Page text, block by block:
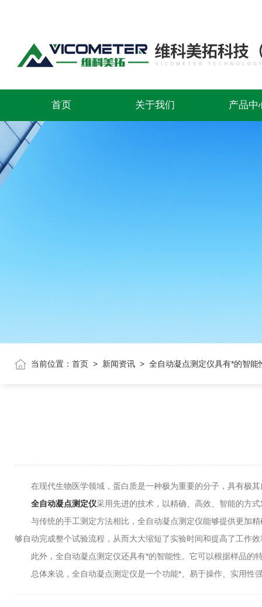
首页 关于我们 产品中
当前位置： 首页 > 新闻资讯 > 全自动凝点测定仪具有*的智能
在现代生物医学领域，蛋白质是一种极为重要的分子，具有极其
全自动凝点测定仪采用先进的技术，以精确、高效、智能的方
与传统的手工测定方法相比，全自动凝点测定仪能够提供更加精
够自动完成整个试验流程，从而大大缩短了实验时间和提高了工作效
此外，全自动凝点测定仪还具有*的智能性。它可以根据样品的
总体来说，全自动凝点测定仪是一个功能*、易于操作、实用性